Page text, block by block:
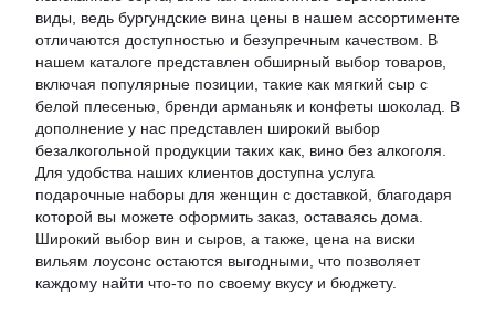
виды, ведь бургундские вина цены в нашем ассортименте
отличаются доступностью и безупречным качеством. В
нашем каталоге представлен обширный выбор товаров,
включая популярные позиции, такие как мягкий сыр с
белой плесенью, бренди арманьяк и конфеты шоколад. В
дополнение у нас представлен широкий выбор
безалкогольной продукции таких как, вино без алкоголя.
Для удобства наших клиентов доступна услуга
подарочные наборы для женщин с доставкой, благодаря
которой вы можете оформить заказ, оставаясь дома.
Широкий выбор вин и сыров, а также, цена на виски
вильям лоусонс остаются выгодными, что позволяет
каждому найти что-то по своему вкусу и бюджету.